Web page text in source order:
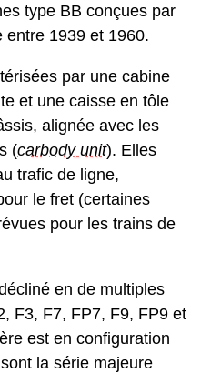
type BB conçues par
entre 1939 et 1960.
par une cabine
et une caisse en tôle
alignée avec les
(carbody unit). Elles
trafic de ligne,
le fret (certaines
pour les trains de
en de multiples
F3, F7, FP7, F9, FP9 et
est en configuration
la série majeure